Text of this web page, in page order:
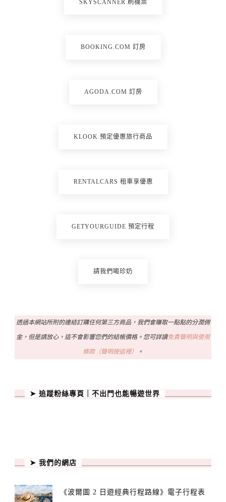
SKYSCANNER 刷機票
BOOKING.COM 訂房
AGODA.COM 訂房
KLOOK 預定優惠旅行商品
RENTALCARS 租車享優惠
GETYOURGUIDE 預定行程
請我們喝珍奶
透過本網站所附的連結訂購任何第三方商品，我們會賺取一點點的分潤佣
金，但是請放心，這不會影響您們的結帳價格。您可詳讀免責聲明與使用
條款（聲明按這裡） 。
➤ 追蹤粉絲專頁｜不出門也能暢遊世界
➤ 我們的網店
《波爾圖 2 日遊經典行程路線》電子行程表